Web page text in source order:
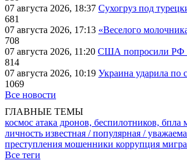
07 августа 2026, 18:37 Сухогруз под
681
07 августа 2026, 17:13 «Веселого
708
07 августа 2026, 11:20 США попросили РФ
814
07 августа 2026, 10:19 Украина ударила по
1069
Все новости
ГЛАВНЫЕ ТЕМЫ
космос атака дронов, беспилотников, бпла
личность известная / популярная /
преступления мошенники коррупция
Все теги